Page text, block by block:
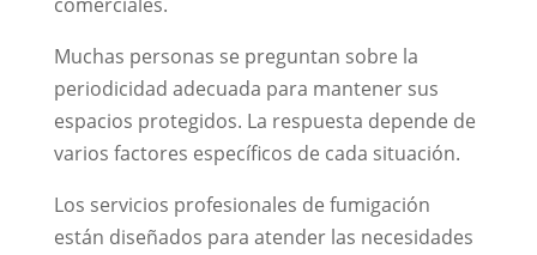
Muchas personas se preguntan sobre la
periodicidad adecuada para mantener sus
espacios protegidos. La respuesta depende de
varios factores específicos de cada situación.
Los servicios profesionales de fumigación
están diseñados para atender las necesidades